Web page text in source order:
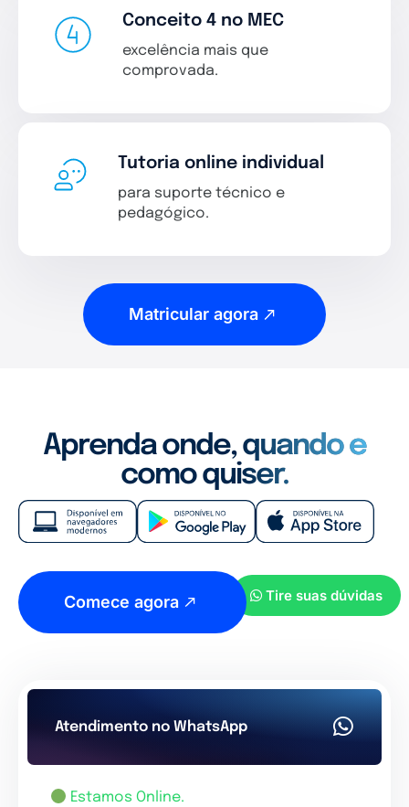
Conceito 4 no MEC
excelência mais que
comprovada.
Tutoria online individual
para suporte técnico e
pedagógico.
Matricular agora
Aprenda onde, quando e
como quiser.
Comece agora Tire suas dúvidas
Atendimento no WhatsApp
Estamos Online.